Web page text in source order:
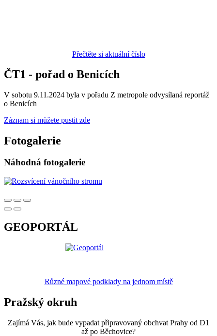
Přečtěte si aktuální číslo
ČT1 - pořad o Benicích
V sobotu 9.11.2024 byla v pořadu Z metropole odvysílaná reportáž
o Benicích
Záznam si můžete pustit zde
Fotogalerie
Náhodná fotogalerie
GEOPORTÁL
Různé mapové podklady na jednom místě
Pražský okruh
Zajímá Vás, jak bude vypadat připravovaný obchvat Prahy od D1
až po Běchovice?